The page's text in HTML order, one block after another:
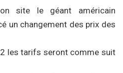
site le géant américain
un changement des prix des
les tarifs seront comme suit